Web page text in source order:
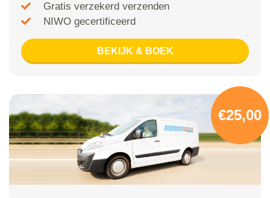
Gratis verzekerd verzenden
NIWO gecertificeerd
BEKIJK & BOEK
€25,00